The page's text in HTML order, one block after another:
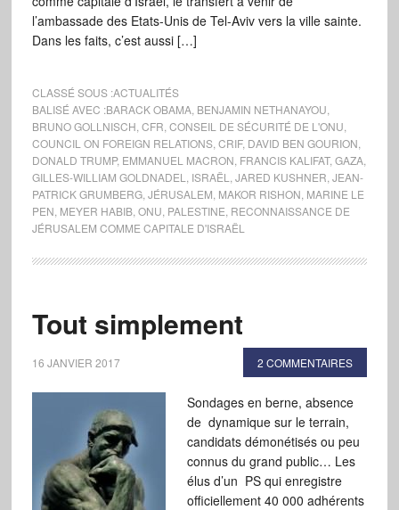
l’ambassade des Etats-Unis de Tel-Aviv vers la ville sainte.
Dans les faits, c’est aussi […]
CLASSÉ SOUS :ACTUALITÉS
BALISÉ AVEC :BARACK OBAMA, BENJAMIN NETHANAYOU
BRUNO GOLLNISCH CFR CONSEIL DE SÉCURITÉ DE L'ONU
COUNCIL ON FOREIGN RELATIONS, CRIF, DAVID BEN GOURION
DONALD TRUMP, EMMANUEL MACRON FRANCIS KALIFAT, GAZA,
GILLES-WILLIAM GOLDNADEL
ISRAËL JARED KUSHNER JEAN-
PATRICK GRUMBERG, JÉRUSALEM MAKOR RISHON MARINE LE
PEN MEYER HABIB, ONU PALESTINE RECONNAISSANCE DE
JÉRUSALEM COMME CAPITALE D'ISRAËL
Tout simplement
16 JANVIER 2017 2 COMMENTAIRES
Sondages en berne, absence
de dynamique sur le terrain,
candidats démonétisés ou peu
connus du grand public… Les
élus d’un PS qui enregistre
officiellement 40 000 adhérents